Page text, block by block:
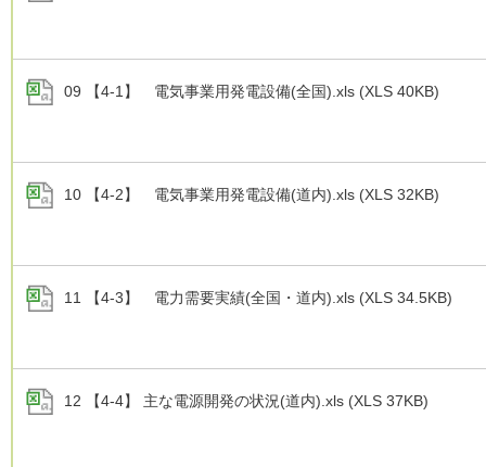
09 【4-1】 電気事業用発電設備(全国).xls (XLS 40KB)
10 【4-2】 電気事業用発電設備(道内).xls (XLS 32KB)
11 【4-3】 電力需要実績(全国・道内).xls (XLS 34.5KB)
12 【4-4】 主な電源開発の状況(道内).xls (XLS 37KB)